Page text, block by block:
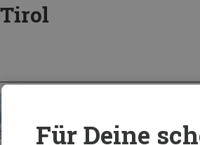
Für Deine
Skitouren in der Silvretta bedeuten